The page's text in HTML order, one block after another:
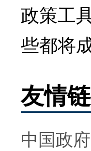
政策工
些都将
友情
中国政